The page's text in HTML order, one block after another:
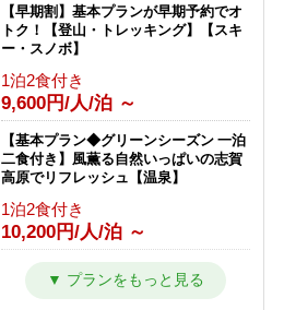
【早期割】基本プランが早期予約でオ
トク！【登山・トレッキング】【スキ
ー・スノボ】
1泊2食付き
9,600円/人/泊 ～
【基本プラン◆グリーンシーズン 一泊
二食付き】風薫る自然いっぱいの志賀
高原でリフレッシュ【温泉】
1泊2食付き
10,200円/人/泊 ～
【スキー＆スノボを楽しむ 冬の基本プ
ラン★一泊二食付】GWまで滑走可